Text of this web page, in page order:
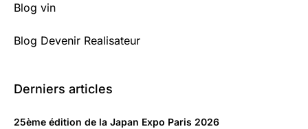
Blog vin
Blog Devenir Realisateur
Derniers articles
25ème édition de la Japan Expo Paris 2026